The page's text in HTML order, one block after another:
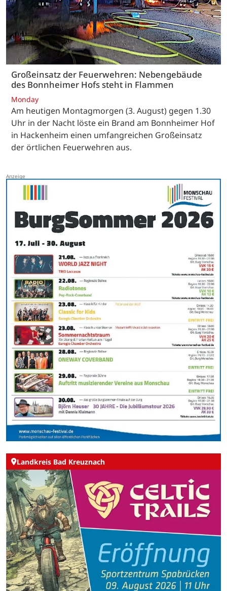
Großeinsatz der Feuerwehren: Nebengebäude
des Bonnheimer Hofs steht in Flammen
Monday
Am heutigen Montagmorgen (3. August) gegen 1.30
Uhr in der Nacht löste ein Brand am Bonnheimer Hof
in Hackenheim einen umfangreichen Großeinsatz
der örtlichen Feuerwehren aus.
Landkreis Bad Kreuznach